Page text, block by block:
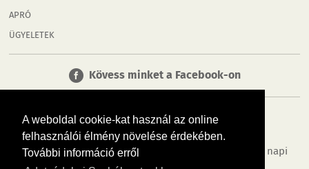
A weboldal cookie-kat használ az online
felhasználói élmény növelése érdekében.
További információ erről
APRÓ
ÜGYELETEK
Kövess minket a Facebook-on
Tudj meg többet városodról! Hírek, programok, képek, napi
menü, cégek…. és minden, ami Rábaköz